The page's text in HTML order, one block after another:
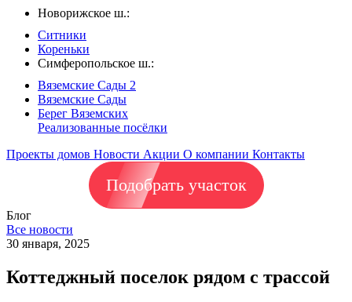
Новорижское ш.:
Ситники
Кореньки
Симферопольское ш.:
Вяземские Сады 2
Вяземские Сады
Берег Вяземскиx
Реализованные посёлки
Проекты домов Новости Акции О компании Контакты
Подобрать участок
Блог
Все новости
30 января, 2025
Коттеджный поселок рядом с трассой